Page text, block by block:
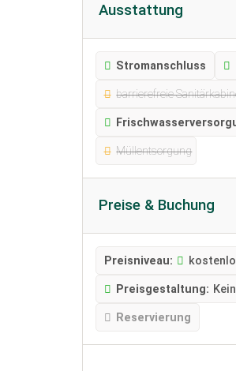
Ausstattung
Stromanschluss
barrierefreie
Müllentsorgung
Preise & Buchung
Preisniveau:
Preisgestaltung:
Reservierung